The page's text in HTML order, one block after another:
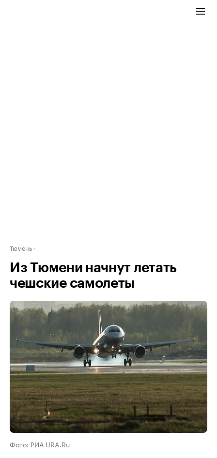
Тюмень
Из Тюмени начнут летать
чешские самолеты
Фото: РИА URA.Ru